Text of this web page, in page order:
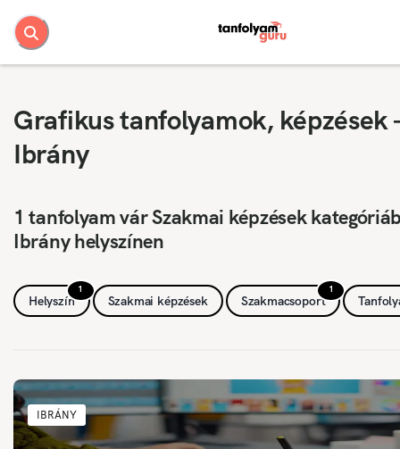
Grafikus tanfolyamok, képzések
Ibrány
1 tanfolyam vár Szakmai képzések
Ibrány helyszínen
1
Helyszín Szakmai képzések
1
Szakmacsoport
IBRÁNY